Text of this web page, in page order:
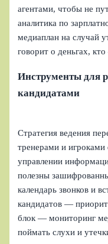
агентами, чтобы не
аналитика по
медиаплан на случай
говорит о деньгах,
Инструменты для
кандидатами
Стратегия ведения
тренерами и игроками
управлении
полезны
календарь звонков и
кандидатов —
блок — мониторинг
поймать слухи и